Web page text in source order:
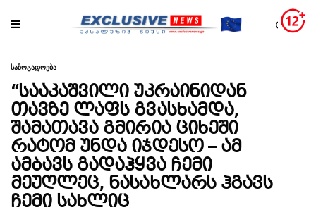
საზოგადოება
“სააკაშვილი უკრაინიდან
თავზე ლაფს გვასხამდა,
შამათავა გმირია ციხეში
რატომ უნდა იჯდესო – ამ
ამბავს გადაჰყვა ჩემი
მეუღლეც, ნასახლარს ჰგავს
ჩემი სახლიც